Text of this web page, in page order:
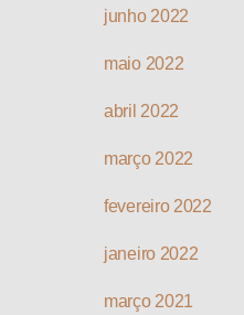
junho 2022
maio 2022
abril 2022
março 2022
fevereiro 2022
janeiro 2022
março 2021